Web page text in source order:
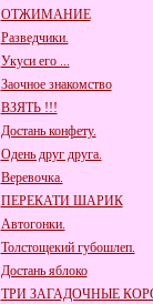
ОТЖИМАНИЕ
Разведчики.
Укуси его ...
Заочное знакомство
ВЗЯТЬ !!!
Достань конфету.
Одень друг друга.
Веревочка.
ПЕРЕКАТИ ШАРИК
Автогонки.
Толстощекий губошлеп.
Достань яблоко
ТРИ ЗАГАДОЧНЫЕ